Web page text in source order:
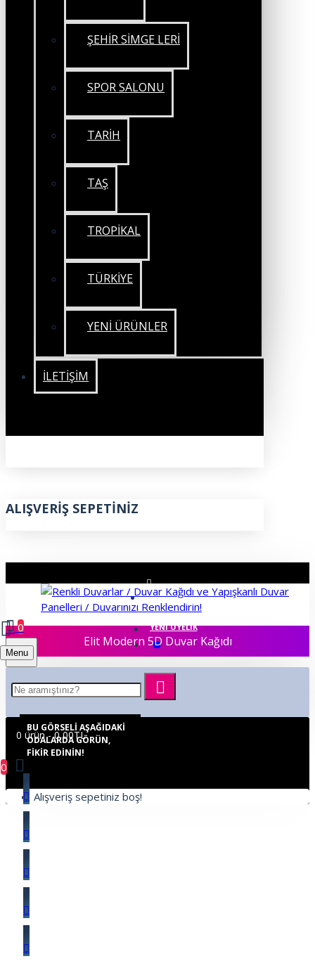
ŞEHİR SİMGE LERİ
SPOR SALONU
TARİH
TAŞ
TROPİKAL
TÜRKİYE
YENİ ÜRÜNLER
İLETIŞIM
ALIŞVERIŞ SEPETINIZ
ÜYE GIRIŞI
YENI ÜYELIK
Menu
0
0 ürün - 0,00TL
0
Alışveriş sepetiniz boş!
Elit Modern 5D Duvar Kağıdı
BU GÖRSELI AŞAĞIDAKI
ODALARDA GÖRÜN,
FIKIR EDININ!